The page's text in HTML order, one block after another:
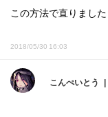
2018/05/30 16:03
こんぺいとう